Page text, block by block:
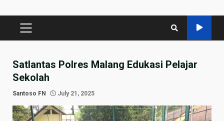
PRIMARY
Satlantas Polres Malang Edukasi Pelajar
Sekolah
Santoso FN July 21, 2025